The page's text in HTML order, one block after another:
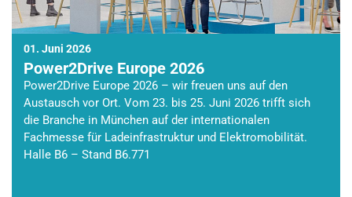
01. Juni 2026
Power2Drive Europe 2026
Power2Drive Europe 2026 – wir freuen uns auf den
Austausch vor Ort. Vom 23. bis 25. Juni 2026 trifft sich
die Branche in München auf der internationalen
Fachmesse für Ladeinfrastruktur und Elektromobilität.
Halle B6 – Stand B6.771